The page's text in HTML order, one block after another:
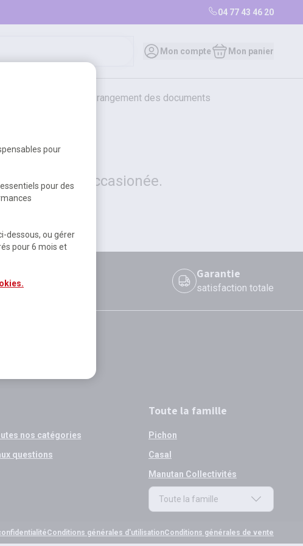
04 77 43 46 20
Mon compte Mon panier
bureautique et rangement des documents
la gêne occasionée.
avant 12h
Garantie
satisfaction totale
nos catégories
questions
Toute la famille
Pichon
Casal
Manutan Collectivités
Toute la famille
Conditions générales d'utilisationConditions générales de vente
pour
pour des
dessous, ou gérer
pour 6 mois et